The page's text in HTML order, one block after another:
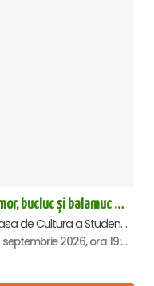
Amor, bucluc și balamuc - Premiera națională - Cluj Napoca
Casa de Cultura a Studentilor Dumitru Farcas, Cluj-Napoca
14 septembrie 2026, ora 19:30